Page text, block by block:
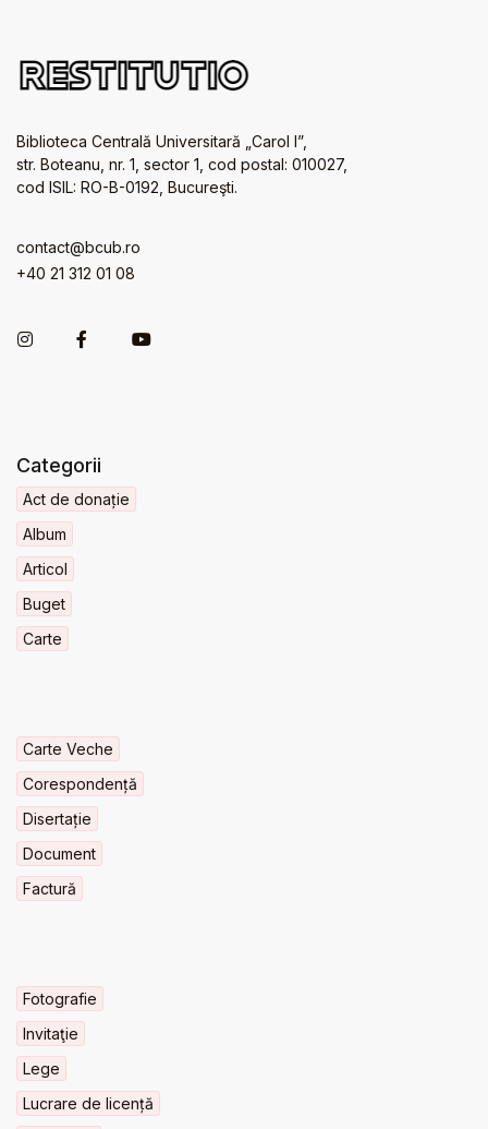
Biblioteca Centrală Universitară „Carol I”,
str. Boteanu, nr. 1, sector 1, cod postal: 010027,
cod ISIL: RO-B-0192, Bucureşti.
contact@bcub.ro
+40 21 312 01 08
Categorii
Act de donație
Album
Articol
Buget
Carte
Carte Veche
Corespondență
Disertație
Document
Factură
Fotografie
Invitaţie
Lege
Lucrare de licență